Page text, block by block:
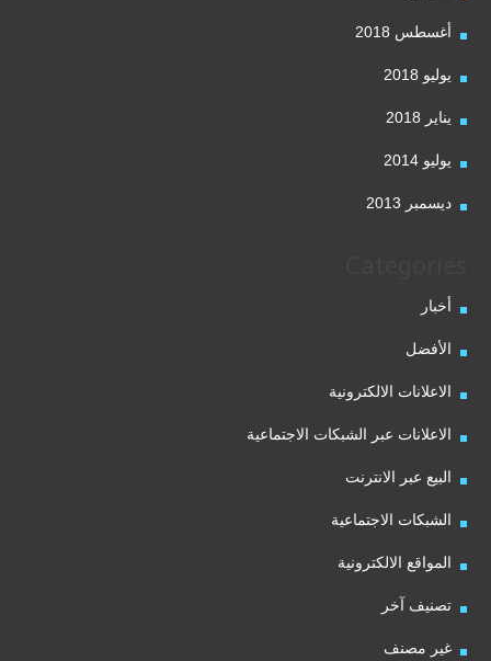
أغسطس 2018
يوليو 2018
يناير 2018
يوليو 2014
ديسمبر 2013
أخبار
الأفضل
الاعلانات الالكترونية
الاعلانات عبر الشبكات الاجتماعية
البيع عبر الانترنت
الشبكات الاجتماعية
المواقع الالكترونية
تصنيف آخر
غير مصنف